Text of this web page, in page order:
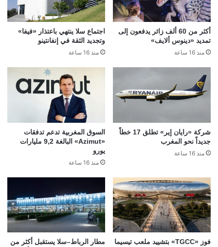
أكثر من 60 ألف زائر يدفعون إلى
تمديد «دينوس ألايف»
منذ 16 ساعة
اجتماع سلا ينتهي باعتذار «فيفا»
وتجديد الثقة في إنفانتينو
منذ 16 ساعة
شركة «رايان إير» تطلق 17 خطاً
جديداً نحو المغرب
منذ 16 ساعة
السوق المغربية تدعم تدفقات
«Azimut» البالغة 9,2 مليارات
يورو
منذ 16 ساعة
فوز «TGCC» بتشييد ملعب تيسيما
مطار الرباط–سلا يستقبل أكثر من